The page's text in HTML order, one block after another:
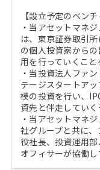
【設立予定のベン
・当アセットマネ
は、東京証券取引
の個人投資家から
用を行っていくこと
・当投資法人ファ
テージスタートア
模の投資を行い、
資先と伴走していく
・当アセットマネ
社グループと共に
役社長、投資運用
オフィサーが協働し